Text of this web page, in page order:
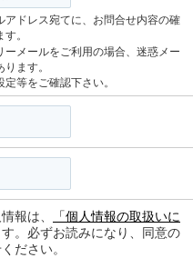
ドレス宛てに、お問合せ内容の確
。
メールをご利用の場合、迷惑メー
ます。
等をご確認下さい。
報は、
「個人情報の取扱いに
。必ずお読みになり、同意の
ださい。